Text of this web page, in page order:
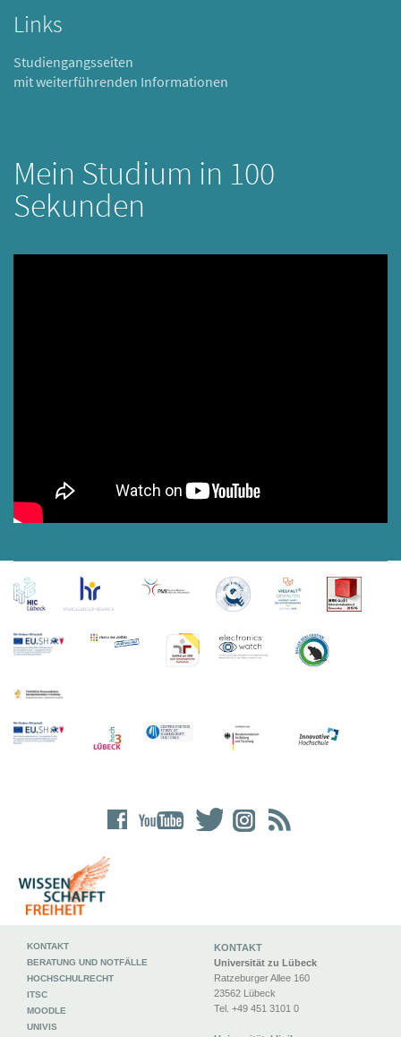
Links
Studiengangsseiten
mit weiterführenden Informationen
Mein Studium in 100
Sekunden
KONTAKT
Universität zu Lübeck
Ratzeburger Allee 160
23562 Lübeck
Tel. +49 451 3101 0
KONTAKT
BERATUNG UND NOTFÄLLE
HOCHSCHULRECHT
ITSC
MOODLE
UNIVIS